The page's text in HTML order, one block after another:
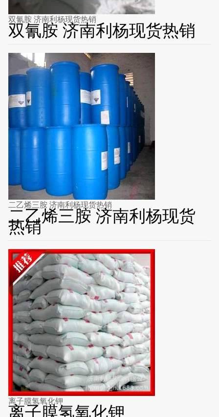
双氰胺 济南利杨现货热销
双氰胺 济南利杨现货热销
二乙烯三胺 济南利杨现货热销
二乙烯三胺 济南利杨现货
热销
离子膜氢氧化钾
离子膜氢氧化钾